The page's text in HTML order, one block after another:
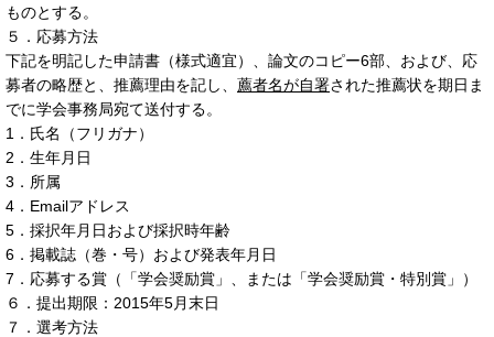
ものとする。
５．応募方法
下記を明記した申請書（様式適宜）、論文のコピー6部、および、応
募者の略歴と、推薦理由を記し、 薦者名が自署された推薦状を期日ま
でに学会事務局宛て送付する。
1．氏名（フリガナ）
2．生年月日
3．所属
4．Emailアドレス
5．採択年月日および採択時年齢
6．掲載誌（巻・号）および発表年月日
7．応募する賞（「学会奨励賞」、または「学会奨励賞・特別賞」）
６．提出期限：2015年5月末日
７．選考方法